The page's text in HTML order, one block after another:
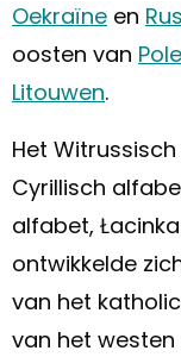
Oekraïne en
oosten van
Litouwen.
Het
Cyrillisch
alfabet,
ontwikkelde
van het
van het